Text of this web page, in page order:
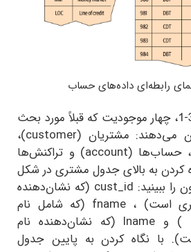
داده‌های حساب
در شکل 3-1، چهار موجودیت که قبلاً مورد بحث
مشتریان (customer)،
(
account) و تراکنش‌ها
بالای جدول مشتری در شکل
cust_id(که نشان‌دهنده
،fname (که شامل نام
(که نشان‌دهنده نام
کردن به پایین جدول